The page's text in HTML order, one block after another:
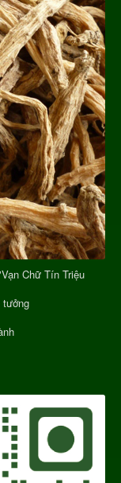
Chữ Tín Triệu
tưởng